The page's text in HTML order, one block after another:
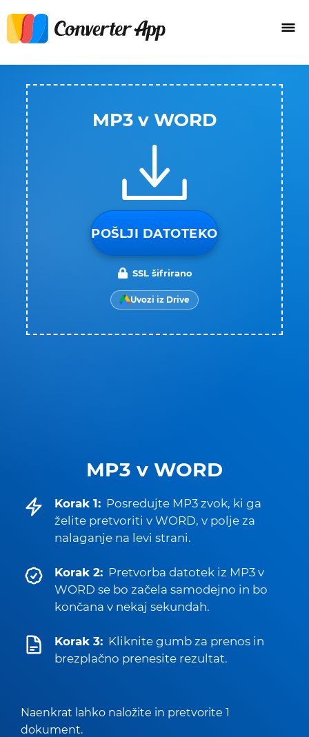
MP3 v WORD
Korak 1: Posredujte MP3 zvok, ki ga
želite pretvoriti v WORD, v polje za
nalaganje na levi strani.
Korak 2: Pretvorba datotek iz MP3 v
WORD se bo začela samodejno in bo
končana v nekaj sekundah.
Korak 3: Kliknite gumb za prenos in
brezplačno prenesite rezultat.
Naenkrat lahko naložite in pretvorite 1
dokument.
MP3 v WORD
POŠLJI DATOTEKO
SSL šifrirano
Uvozi iz Drive